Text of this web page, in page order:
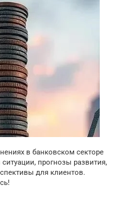
в банковском секторе
прогнозы развития,
для клиентов.